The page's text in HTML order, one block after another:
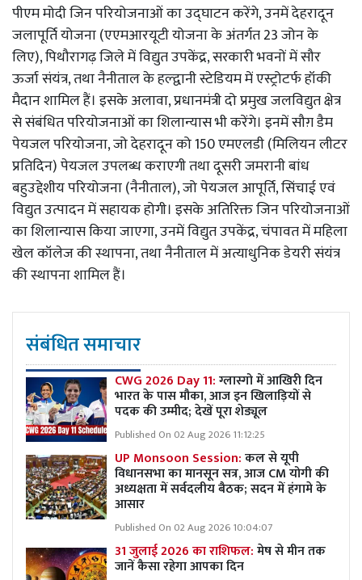
पीएम मोदी जिन परियोजनाओं का उद्घाटन करेंगे, उनमें देहरादून
जलापूर्ति योजना (एएमआरयूटी योजना के अंतर्गत 23 जोन के
लिए), पिथौरागढ़ जिले में विद्युत उपकेंद्र, सरकारी भवनों में सौर
ऊर्जा संयंत्र, तथा नैनीताल के हल्द्वानी स्टेडियम में एस्ट्रोटर्फ हॉकी
मैदान शामिल हैं। इसके अलावा, प्रधानमंत्री दो प्रमुख जलविद्युत क्षेत्र
से संबंधित परियोजनाओं का शिलान्यास भी करेंगे। इनमें सौग़ डैम
पेयजल परियोजना, जो देहरादून को 150 एमएलडी (मिलियन लीटर
प्रतिदिन) पेयजल उपलब्ध कराएगी तथा दूसरी जमरानी बांध
बहुउद्देशीय परियोजना (नैनीताल), जो पेयजल आपूर्ति, सिंचाई एवं
विद्युत उत्पादन में सहायक होगी। इसके अतिरिक्त जिन परियोजनाओं
का शिलान्यास किया जाएगा, उनमें विद्युत उपकेंद्र, चंपावत में महिला
खेल कॉलेज की स्थापना, तथा नैनीताल में अत्याधुनिक डेयरी संयंत्र
की स्थापना शामिल हैं।
संबंधित समाचार
CWG 2026 Day 11:ग्लास्गो में आखिरी दिन
भारत के पास मौका, आज इन खिलाड़ियों से
पदक की उम्मीद; देखें पूरा शेड्यूल
Published On 02 Aug 2026 11:12:25
UP Monsoon Session:कल से यूपी
विधानसभा का मानसून सत्र, आज CM योगी की
अध्यक्षता में सर्वदलीय बैठक; सदन में हंगामे के
आसार
Published On 02 Aug 2026 10:04:07
31 जुलाई 2026 का राशिफल:मेष से मीन तक
जानें कैसा रहेगा आपका दिन